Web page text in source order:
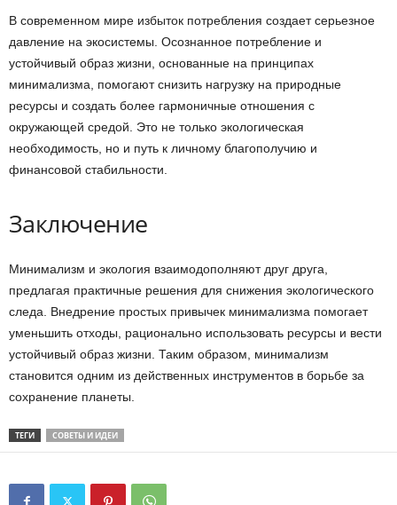
В современном мире избыток потребления создает серьезное
давление на экосистемы. Осознанное потребление и
устойчивый образ жизни, основанные на принципах
минимализма, помогают снизить нагрузку на природные
ресурсы и создать более гармоничные отношения с
окружающей средой. Это не только экологическая
необходимость, но и путь к личному благополучию и
финансовой стабильности.
Заключение
Минимализм и экология взаимодополняют друг друга,
предлагая практичные решения для снижения экологического
следа. Внедрение простых привычек минимализма помогает
уменьшить отходы, рационально использовать ресурсы и вести
устойчивый образ жизни. Таким образом, минимализм
становится одним из действенных инструментов в борьбе за
сохранение планеты.
ТЕГИ СОВЕТЫ И ИДЕИ